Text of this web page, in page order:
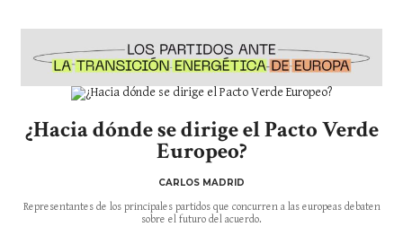
¿Hacia dónde se dirige el Pacto Verde
Europeo?
CARLOS MADRID
Representantes de los principales partidos que concurren a las europeas debaten
sobre el futuro del acuerdo.